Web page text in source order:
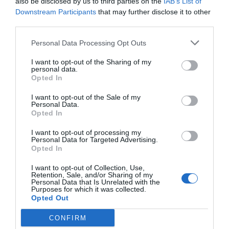
Downstream Participants that may further disclose it to other
Personal Data Processing Opt Outs
I want to opt-out of the Sharing of my
personal data.
Opted In
I want to opt-out of the Sale of my
Personal Data.
Opted In
I want to opt-out of processing my
Personal Data for Targeted Advertising.
Opted In
I want to opt-out of Collection, Use,
Retention, Sale, and/or Sharing of my
Personal Data that Is Unrelated with the
Purposes for which it was collected.
Opted Out
CONFIRM
for Childreno The Smart Lollipop.
Un sector internacional
concentrado en Barcelona
Territorialmente, el área metropolitana de
Barcelona concentra el 81,1% de las empresas del
sector, y solo Barcelona capital ya agrupa el 68,1%
número más elevado de empresas especializadas
en salud digital son Sant Cugat del Vallès (18),
Girona (7) y Badalona, Cornellà de Llobregat,
Esplugues de Llobregat, Mataró, Sabadell y
Terrassa, con cinco cada una.
Un factor destacado dentro del informe es la